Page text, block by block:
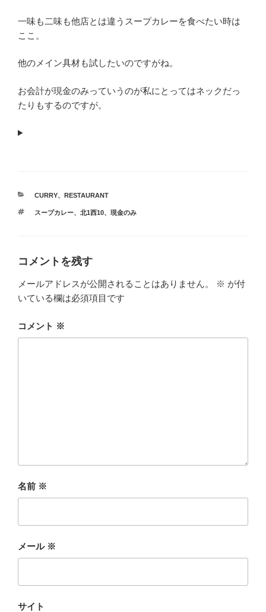
一味も二味も他店とは違うスープカレーを食べたい時は
ここ。
他のメイン具材も試したいのですがね。
お会計が現金のみっていうのが私にとってはネックだっ
たりもするのですが。
カ
ゴ
CURRY、 RESTAURANT
タ
スープカレー、 北1西10、 現金のみ
コメントを残す
メールアドレスが公開されることはありません。 ※ が付
いている欄は必須項目です
コメント ※
名前 ※
メール ※
サイト